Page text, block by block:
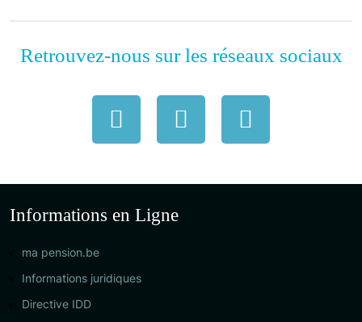
Retrouvez-nous sur les réseaux sociaux
Informations en Ligne
ma pension.be
Informations juridiques
Directive IDD